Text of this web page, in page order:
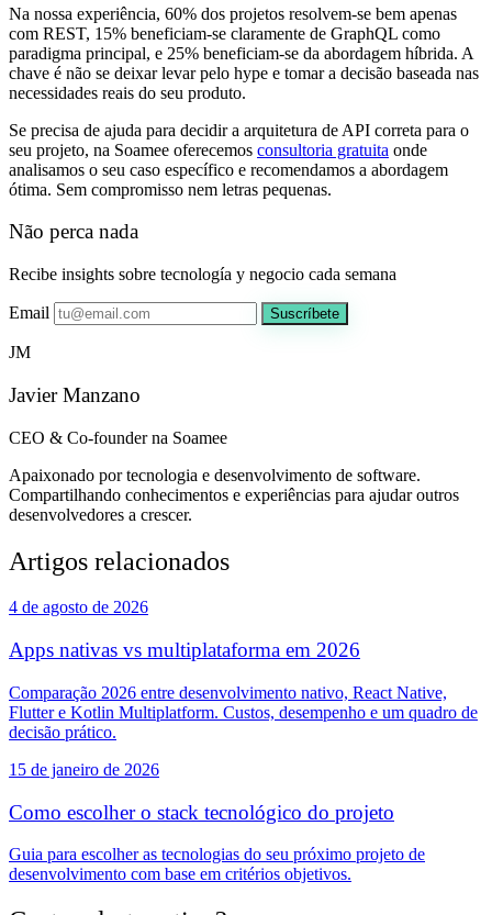
Na nossa experiência, 60% dos projetos resolvem-se bem apenas
com REST, 15% beneficiam-se claramente de GraphQL como
paradigma principal, e 25% beneficiam-se da abordagem híbrida. A
chave é não se deixar levar pelo hype e tomar a decisão baseada nas
necessidades reais do seu produto.
Se precisa de ajuda para decidir a arquitetura de API correta para o
seu projeto, na Soamee oferecemos consultoria gratuita onde
analisamos o seu caso específico e recomendamos a abordagem
ótima. Sem compromisso nem letras pequenas.
Não perca nada
Recibe insights sobre tecnología y negocio cada semana
Email Suscríbete
JM
Javier Manzano
CEO & Co-founder na Soamee
Apaixonado por tecnologia e desenvolvimento de software.
Compartilhando conhecimentos e experiências para ajudar outros
desenvolvedores a crescer.
Artigos relacionados
4 de agosto de 2026
Apps nativas vs multiplataforma em 2026
Comparação 2026 entre desenvolvimento nativo, React Native,
Flutter e Kotlin Multiplatform. Custos, desempenho e um quadro de
decisão prático.
15 de janeiro de 2026
Como escolher o stack tecnológico do projeto
Guia para escolher as tecnologias do seu próximo projeto de
desenvolvimento com base em critérios objetivos.